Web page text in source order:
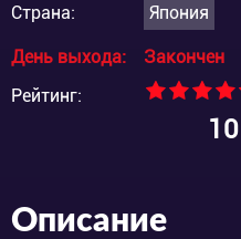
Страна:
Япония
День выхода:
Закончен
Рейтинг:
10
Описание